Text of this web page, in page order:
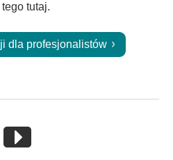
tutaj.
dla profesjonalistów